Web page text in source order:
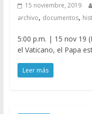
15 noviembre, 2019
archivo, documentos,
5:00 p.m. | 15 nov 19
el Vaticano, el Papa
Leer más